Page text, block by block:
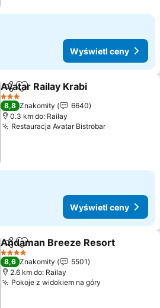
Wyświetl ceny
Udostępnij
Dodaj do ulubionych
Avatar Railay Krabi
3 Kategoria
8,8 Znakomity
6640
0.3 km do: Railay
Restauracja Avatar BistrobarWyświetl
Wyświetl ceny
Udostępnij
Dodaj do ulubionych
Andaman Breeze Resort
4 Kategoria
8,6 Znakomity
5501
2.6 km do: Railay
Pokoje z widokiem na góry